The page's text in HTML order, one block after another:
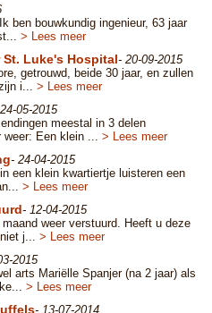
ben bouwkundig ingenieur, 63 jaar
> Lees meer
Luke's Hospital- 20-09-2015
getrouwd, beide 30 jaar, en zullen
i... > Lees meer
05-2015
meestal in 3 delen
Een klein ... > Lees meer
- 24-04-2015
een klein kwartiertje luisteren een
> Lees meer
- 12-04-2015
weer verstuurd. Heeft u deze
j... > Lees meer
2015
arts Mariëlle Spanjer (na 2 jaar) als
> Lees meer
- 13-07-2014